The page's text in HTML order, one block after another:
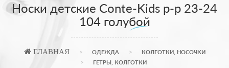
Носки детские Conte-Kids р-р 23-24
104 голубой
ГЛАВНАЯ ОДЕЖДА
КОЛГОТКИ, НОСОЧКИ
ГЕТРЫ, КОЛГОТКИ